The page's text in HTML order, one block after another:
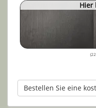
Hier
Bestellen Sie eine